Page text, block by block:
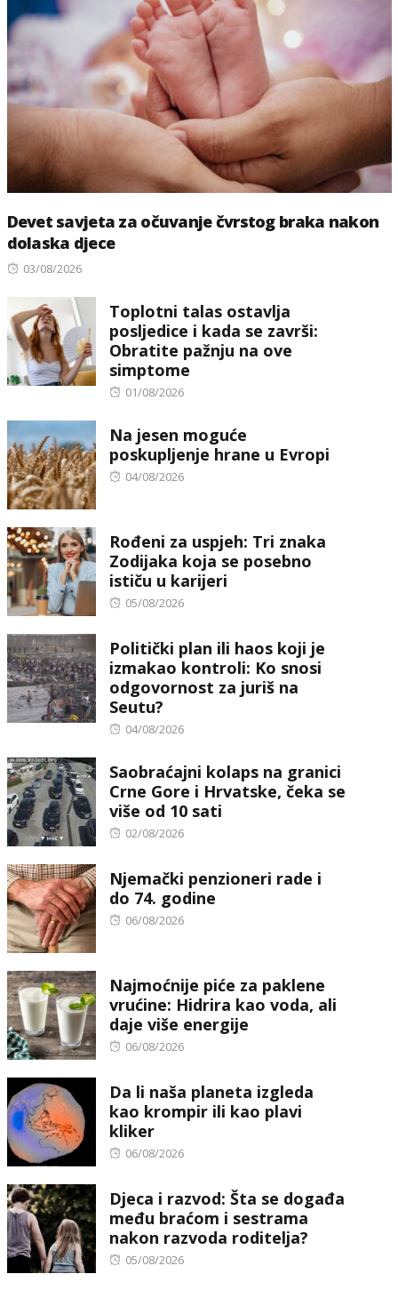
Devet savjeta za očuvanje čvrstog braka nakon
dolaska djece
Posted
03/08/2026
Toplotni talas ostavlja
posljedice i kada se završi:
Obratite pažnju na ove
simptome
Posted
01/08/2026
Na jesen moguće
poskupljenje hrane u Evropi
Posted
04/08/2026
Rođeni za uspjeh: Tri znaka
Zodijaka koja se posebno
ističu u karijeri
Posted
05/08/2026
Politički plan ili haos koji je
izmakao kontroli: Ko snosi
odgovornost za juriš na
Seutu?
Posted
04/08/2026
Saobraćajni kolaps na granici
Crne Gore i Hrvatske, čeka se
više od 10 sati
Posted
02/08/2026
Njemački penzioneri rade i
do 74. godine
Posted
06/08/2026
Najmoćnije piće za paklene
vrućine: Hidrira kao voda, ali
daje više energije
Posted
06/08/2026
Da li naša planeta izgleda
kao krompir ili kao plavi
kliker
Posted
06/08/2026
Djeca i razvod: Šta se događa
među braćom i sestrama
nakon razvoda roditelja?
Posted
05/08/2026